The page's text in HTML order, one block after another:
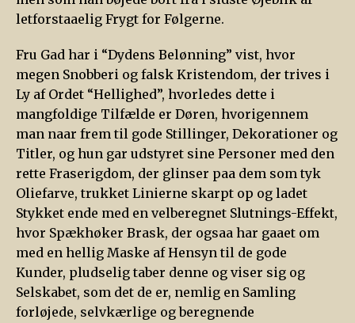
letforstaaelig Frygt for Følgerne.
Fru Gad har i “Dydens Belønning” vist, hvor
megen Snobberi og falsk Kristendom, der trives i
Ly af Ordet “Hellighed”, hvorledes dette i
mangfoldige Tilfælde er Døren, hvorigennem
man naar frem til gode Stillinger, Dekorationer og
Titler, og hun gar udstyret sine Personer med den
rette Fraserigdom, der glinser paa dem som tyk
Oliefarve, trukket Linierne skarpt op og ladet
Stykket ende med en velberegnet Slutnings-Effekt,
hvor Spækhøker Brask, der ogsaa har gaaet om
med en hellig Maske af Hensyn til de gode
Kunder, pludselig taber denne og viser sig og
Selskabet, som det de er, nemlig en Samling
forløjede, selvkærlige og beregnende